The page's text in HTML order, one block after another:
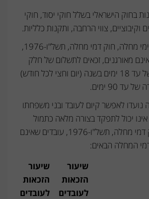
בחוק הישראלי בשלל חוקי יסוד, חוקי
וקיבוציים, צווי הרחבה, ותקנות כלליות.
בכל הקשור לדמי וימי מחלה, חוק דמי מחלה, תשל"ו-1976,
מאורגנים, זכאים לתשלום של חלק
משכרם לתקופה של עד 18 ימים בשנה (יום וחצי לכל חודש)
90 ימים.
לאפשר קיום לעובד ובני משפחתו
יכול לתפקד בצורה מלאה כתמול
שלשום. על פי חוק דמי מחלה, תשל"ו-1976, עובדים שאינם
המחלה הבאים:
שיעור
הזכאות
לעובדים
שיעור
הזכאות
לעובדים